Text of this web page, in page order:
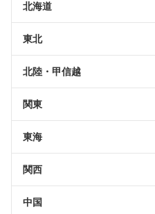
北海道
東北
北陸・甲信越
関東
東海
関西
中国